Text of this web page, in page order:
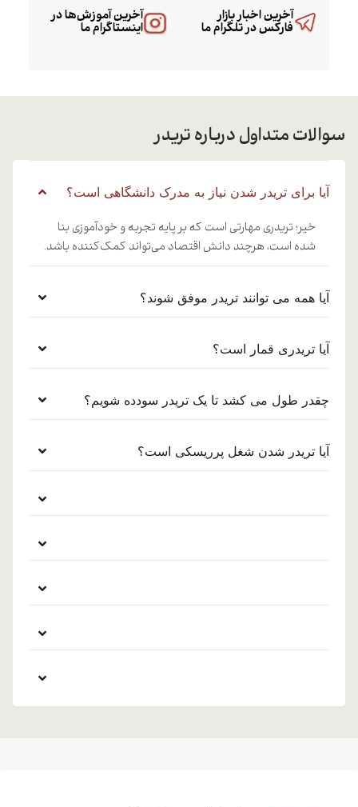
آخرین آموزش‌ها در
اینستاگرام ما
آخرین اخبار بازار
فارکس در تلگرام ما
سوالات متداول درباره تریدر
آیا برای تریدر شدن نیاز به مدرک دانشگاهی است؟
خیر؛ تریدری مهارتی است که بر پایه تجربه و خودآموزی بنا
شده است، هرچند دانش اقتصاد می‌تواند کمک‌کننده باشد.
آیا همه می توانند تریدر موفق شوند؟
آیا تریدری قمار است؟
چقدر طول می کشد تا یک تریدر سودده شویم؟
آیا تریدر شدن شغل پرریسکی است؟